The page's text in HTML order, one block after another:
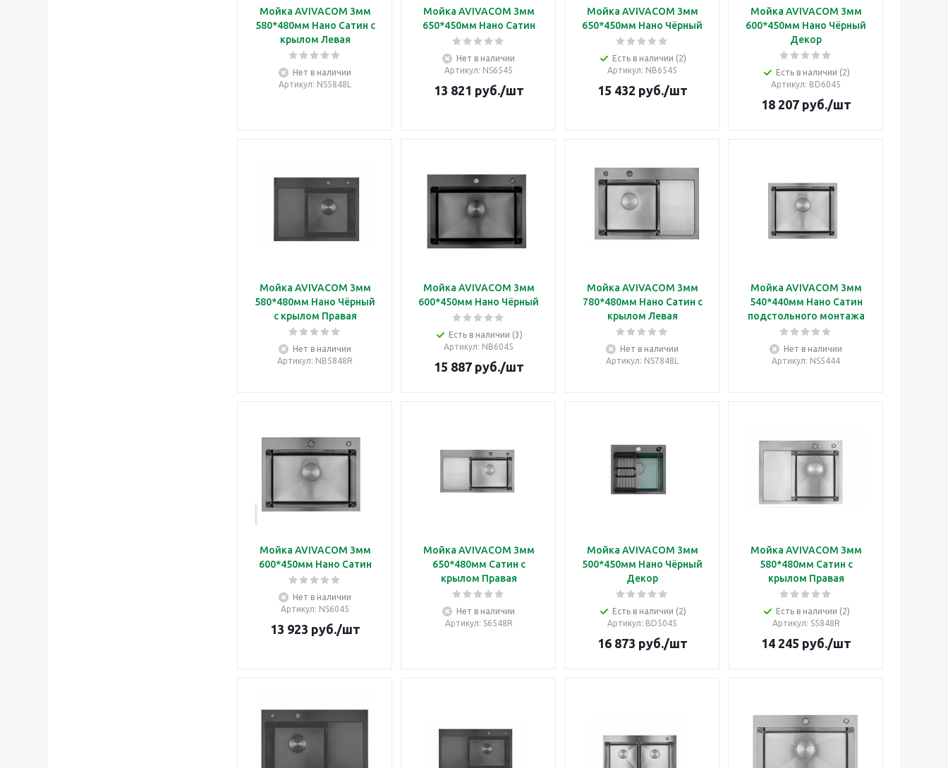
Мойка AVIVACOM 3мм
580*480мм Нано Сатин с
крылом Левая
Нет в наличии
Артикул: NS5848L
Мойка AVIVACOM 3мм
650*450мм Нано Сатин
Нет в наличии
Артикул: NS6545
13 821 руб./шт
Мойка AVIVACOM 3мм
650*450мм Нано Чёрный
Есть в наличии (2)
Артикул: NB6545
15 432 руб./шт
Мойка AVIVACOM 3мм
600*450мм Нано Чёрный
Декор
Есть в наличии (2)
Артикул: BD6045
18 207руб./шт
Мойка AVIVACOM 3мм
580*480мм Нано Чёрный
с крылом Правая
Нет в наличии
Артикул: NB5848R
Мойка AVIVACOM 3мм
600*450мм Нано Чёрный
Есть в наличии (3)
Артикул: NB6045
15 887руб./шт
Мойка AVIVACOM 3мм
780*480мм Нано Сатин с
крылом Левая
Нет в наличии
Артикул: NS7848L
Мойка AVIVACOM 3мм
540*440мм Нано Сатин
подстольного монтажа
Нет в наличии
Артикул: NS5444
Мойка AVIVACOM 3мм
600*450мм Нано Сатин
Нет в наличии
Артикул: NS6045
13 923 руб./шт
Мойка AVIVACOM 3мм
650*480мм Сатин с
крылом Правая
Нет в наличии
Артикул: S6548R
Мойка AVIVACOM 3мм
500*450мм Нано Чёрный
Декор
Есть в наличии (2)
Артикул: BD5045
16 873 руб./шт
Мойка AVIVACOM 3мм
580*480мм Сатин с
крылом Правая
Есть в наличии (2)
Артикул: S5848R
14 245 руб./шт